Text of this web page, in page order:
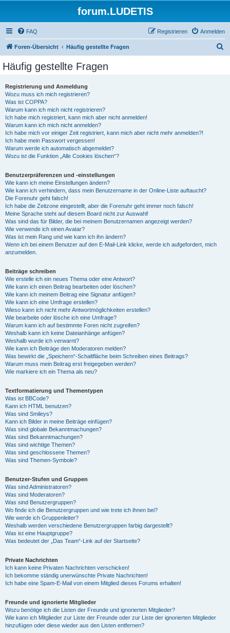
forum.LUDETIS
FAQ Anmelden
Registrieren
Foren-Übersicht Häufig gestellte Fragen
Häufig gestellte Fragen
Registrierung und Anmeldung
Wozu muss ich mich registrieren?
Was ist COPPA?
Warum kann ich mich nicht registrieren?
Ich habe mich registriert, kann mich aber nicht anmelden!
Warum kann ich mich nicht anmelden?
Ich habe mich vor einiger Zeit registriert, kann mich aber nicht mehr anmelden?!
Ich habe mein Passwort vergessen!
Warum werde ich automatisch abgemeldet?
Wozu ist die Funktion „Alle Cookies löschen“?
Benutzerpräferenzen und -einstellungen
Wie kann ich meine Einstellungen ändern?
Wie kann ich verhindern, dass mein Benutzername in der Online-Liste auftaucht?
Die Forenuhr geht falsch!
Ich habe die Zeitzone eingestellt, aber die Forenuhr geht immer noch falsch!
Meine Sprache steht auf diesem Board nicht zur Auswahl!
Was sind das für Bilder, die bei meinem Benutzernamen angezeigt werden?
Wie verwende ich einen Avatar?
Was ist mein Rang und wie kann ich ihn ändern?
Wenn ich bei einem Benutzer auf den E-Mail-Link klicke, werde ich aufgefordert, mich
anzumelden.
Beiträge schreiben
Wie erstelle ich ein neues Thema oder eine Antwort?
Wie kann ich einen Beitrag bearbeiten oder löschen?
Wie kann ich meinem Beitrag eine Signatur anfügen?
Wie kann ich eine Umfrage erstellen?
Wieso kann ich nicht mehr Antwortmöglichkeiten erstellen?
Wie bearbeite oder lösche ich eine Umfrage?
Warum kann ich auf bestimmte Foren nicht zugreifen?
Weshalb kann ich keine Dateianhänge anfügen?
Weshalb wurde ich verwarnt?
Wie kann ich Beiträge den Moderatoren melden?
Was bewirkt die „Speichern“-Schaltfläche beim Schreiben eines Beitrags?
Warum muss mein Beitrag erst freigegeben werden?
Wie markiere ich ein Thema als neu?
Textformatierung und Thementypen
Was ist BBCode?
Kann ich HTML benutzen?
Was sind Smileys?
Kann ich Bilder in meine Beiträge einfügen?
Was sind globale Bekanntmachungen?
Was sind Bekanntmachungen?
Was sind wichtige Themen?
Was sind geschlossene Themen?
Was sind Themen-Symbole?
Benutzer-Stufen und Gruppen
Was sind Administratoren?
Was sind Moderatoren?
Was sind Benutzergruppen?
Wo finde ich die Benutzergruppen und wie trete ich ihnen bei?
Wie werde ich Gruppenleiter?
Weshalb werden verschiedene Benutzergruppen farbig dargestellt?
Was ist eine Hauptgruppe?
Was bedeutet der „Das Team“-Link auf der Startseite?
Private Nachrichten
Ich kann keine Privaten Nachrichten verschicken!
Ich bekomme ständig unerwünschte Private Nachrichten!
Ich habe eine Spam-E-Mail von einem Mitglied dieses Forums erhalten!
Freunde und ignorierte Mitglieder
Wozu benötige ich die Listen der Freunde und ignorierten Mitglieder?
Wie kann ich Mitglieder zur Liste der Freunde oder zur Liste der ignorierten Mitglieder
hinzufügen oder diese wieder aus den Listen entfernen?